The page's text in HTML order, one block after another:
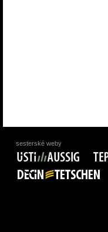
sesterské weby